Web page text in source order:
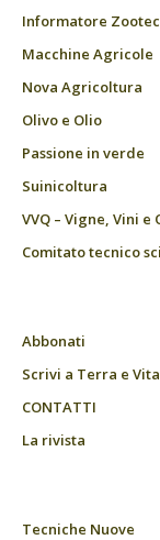
Informatore
Macchine Agricole
Nova Agricoltura
Olivo e Olio
Passione in verde
Suinicoltura
VVQ – Vigne, Vini e
Comitato tecnico
Abbonati
Scrivi a Terra e Vita
CONTATTI
La rivista
Tecniche Nuove